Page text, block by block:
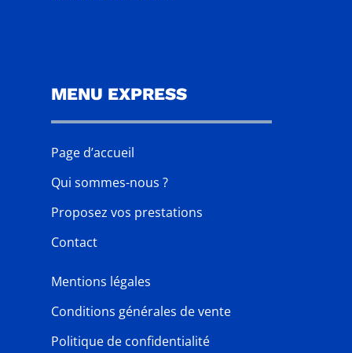
MENU EXPRESS
Page d’accueil
Qui sommes-nous ?
Proposez vos prestations
Contact
Mentions légales
Conditions générales de vente
Politique de confidentialité